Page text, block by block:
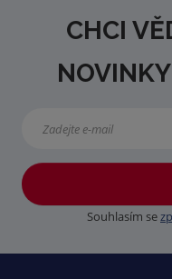
CHCI
Souhlasím se